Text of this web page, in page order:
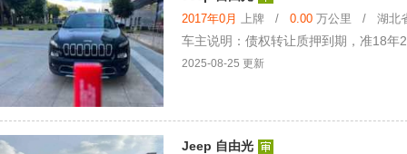
2017年0月 上牌 / 0.00 万公里 / 湖北省
车主说明：债权转让质押到期，准18年
2025-08-25 更新
Jeep 自由光